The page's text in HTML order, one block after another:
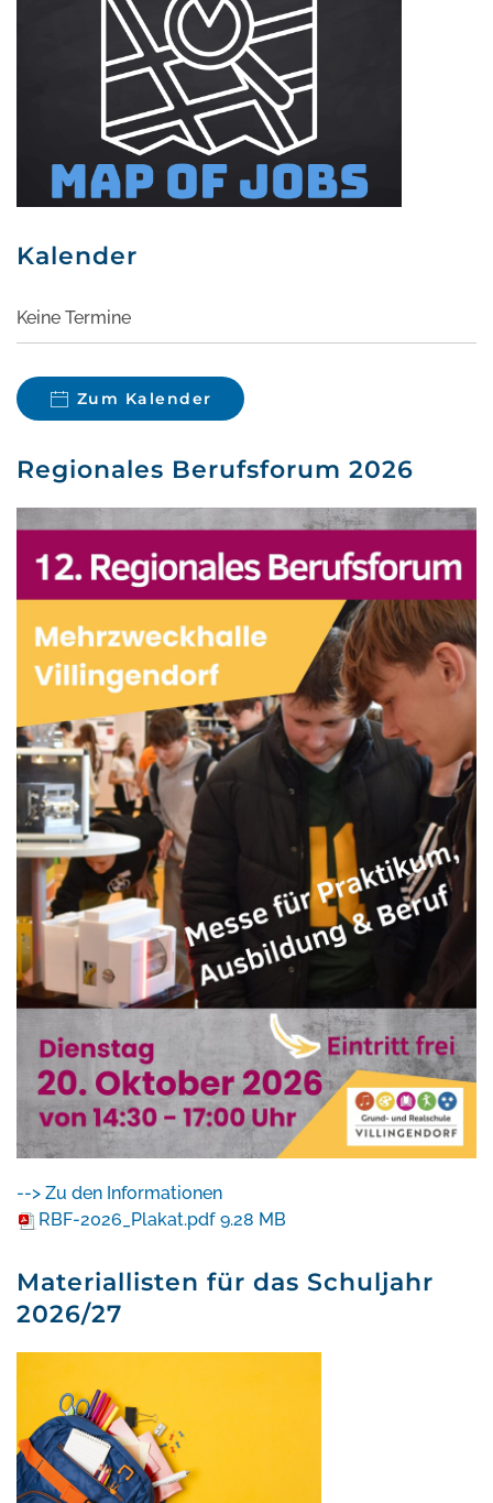
Kalender
Keine Termine
Zum Kalender
Regionales Berufsforum 2026
--> Zu den Informationen
RBF-2026_Plakat.pdf 9.28 MB
Materiallisten für das Schuljahr
2026/27